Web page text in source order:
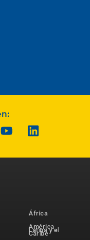
África
América
Latina y el
Caribe